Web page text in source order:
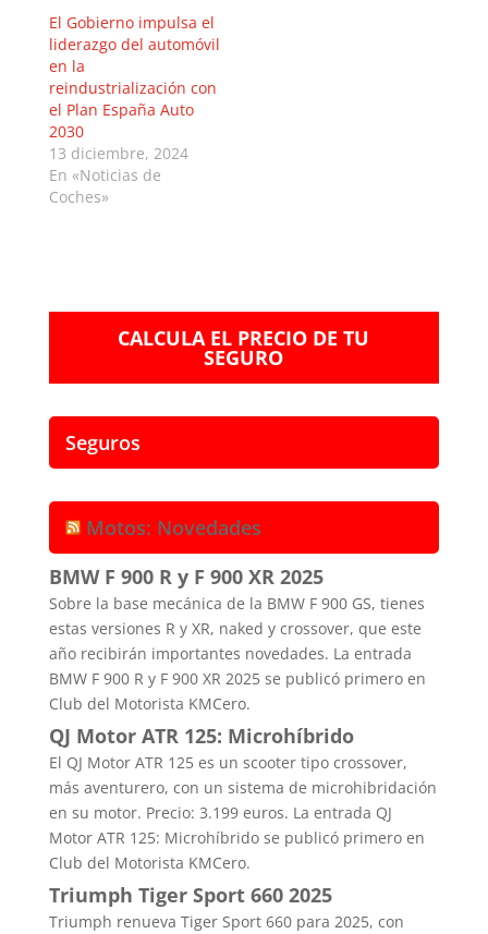
El Gobierno impulsa el
liderazgo del automóvil
en la
reindustrialización con
el Plan España Auto
2030
13 diciembre, 2024
En «Noticias de
Coches»
CALCULA EL PRECIO DE TU
SEGURO
Seguros
Motos: Novedades
BMW F 900 R y F 900 XR 2025
Sobre la base mecánica de la BMW F 900 GS, tienes
estas versiones R y XR, naked y crossover, que este
año recibirán importantes novedades. La entrada
BMW F 900 R y F 900 XR 2025 se publicó primero en
Club del Motorista KMCero.
QJ Motor ATR 125: Microhíbrido
El QJ Motor ATR 125 es un scooter tipo crossover,
más aventurero, con un sistema de microhibridación
en su motor. Precio: 3.199 euros. La entrada QJ
Motor ATR 125: Microhíbrido se publicó primero en
Club del Motorista KMCero.
Triumph Tiger Sport 660 2025
Triumph renueva Tiger Sport 660 para 2025, con